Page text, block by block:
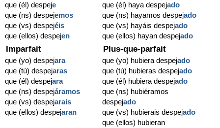
que (él) despeje
que (ns) despejemos
que (vs) despejéis
que (ellos) despejen
que (él) haya despejado
que (ns) hayamos despejado
que (vs) hayáis despejado
que (ellos) hayan despejado
Imparfait
que (yo) despejara
que (tú) despejaras
que (él) despejara
que (ns) despejáramos
que (vs) despejarais
que (ellos) despejaran
Plus-que-parfait
que (yo) hubiera despejado
que (tú) hubieras despejado
que (él) hubiera despejado
que (ns) hubiéramos
despejado
que (vs) hubierais despejado
que (ellos) hubieran